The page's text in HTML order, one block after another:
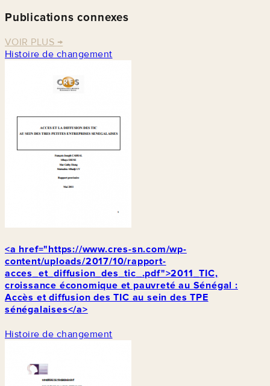
Publications connexes
VOIR PLUS →
Histoire de changement
<a href="https://www.cres-sn.com/wp-
content/uploads/2017/10/rapport-
acces_et_diffusion_des_tic_.pdf">2011_TIC,
croissance économique et pauvreté au Sénégal :
Accès et diffusion des TIC au sein des TPE
sénégalaises</a>
Histoire de changement